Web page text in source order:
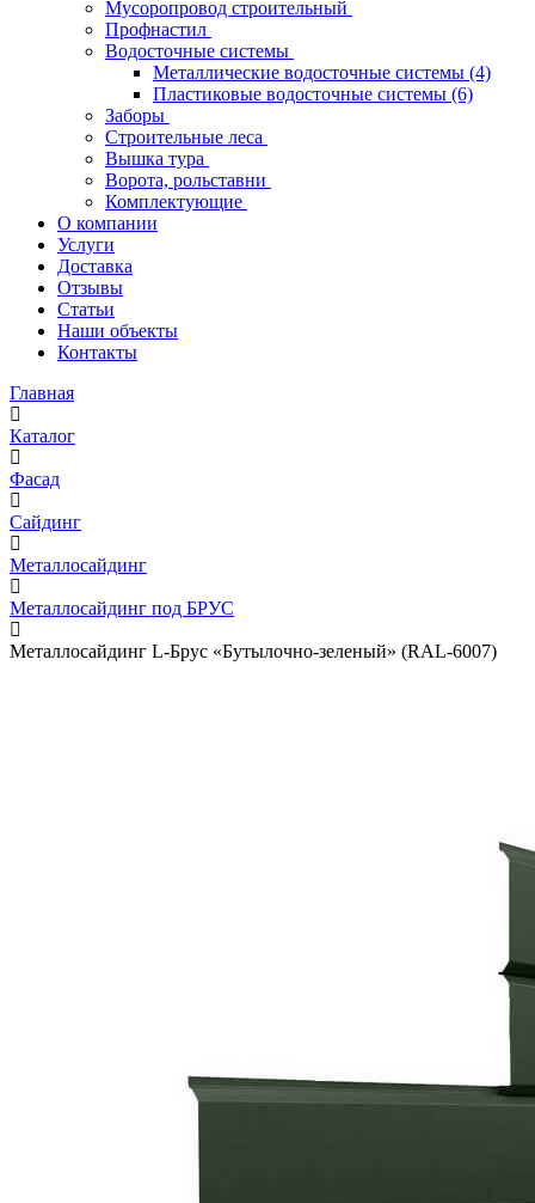
Мусоропровод строительный
Профнастил
Водосточные системы
Металлические водосточные системы (4)
Пластиковые водосточные системы (6)
Заборы
Строительные леса
Вышка тура
Ворота, рольставни
Комплектующие
О компании
Услуги
Доставка
Отзывы
Статьи
Наши объекты
Контакты
Главная
Каталог
Фасад
Сайдинг
Металлосайдинг
Металлосайдинг под БРУС
Металлосайдинг L-Брус «Бутылочно-зеленый» (RAL-6007)